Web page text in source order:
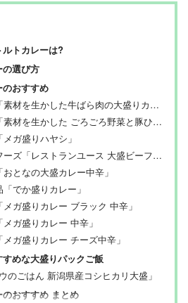
トカレーは?
選び方
おすすめ
材を生かした牛ばら肉の大盛りカレー」
生かした ごろごろ野菜と豚ひき肉の大盛りカレー」
メガ盛りハヤシ」
ズ「レストランユース 大盛ビーフカレー」
おとなの大盛カレー中辛」
「でか盛りカレー」
メガ盛りカレー ブラック 中辛」
メガ盛りカレー 中辛」
メガ盛りカレー チーズ中辛」
めな大盛りパックご飯
のごはん 新潟県産コシヒカリ大盛」
おすすめ まとめ